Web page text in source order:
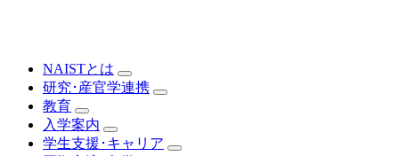
NAISTとは
研究･産官学連携
教育
入学案内
学生支援･キャリア